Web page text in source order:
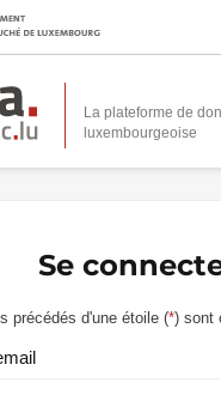
La plateforme de
Se
précédés d'une étoile (*) sont